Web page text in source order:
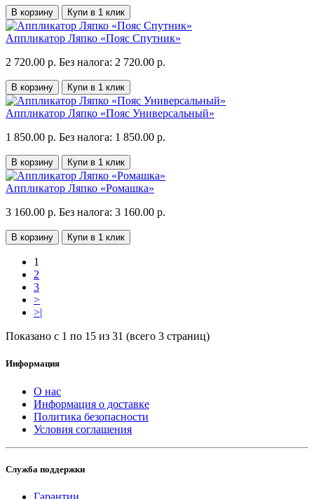
В корзину Купи в 1 клик
Аппликатор Ляпко «Пояс Спутник»
2 720.00 р. Без налога: 2 720.00 р.
В корзину Купи в 1 клик
Аппликатор Ляпко «Пояс Универсальный»
1 850.00 р. Без налога: 1 850.00 р.
В корзину Купи в 1 клик
Аппликатор Ляпко «Ромашка»
3 160.00 р. Без налога: 3 160.00 р.
В корзину Купи в 1 клик
1
2
3
>
>|
Показано с 1 по 15 из 31 (всего 3 страниц)
Информация
О нас
Информация о доставке
Политика безопасности
Условия соглашения
Служба поддержки
Гарантии